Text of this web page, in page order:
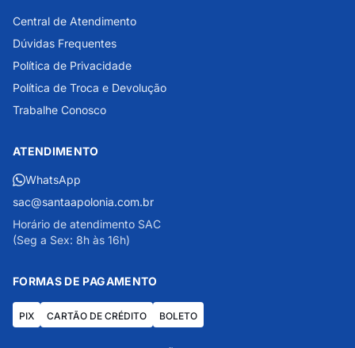
Central de Atendimento
Dúvidas Frequentes
Política de Privacidade
Política de Troca e Devolução
Trabalhe Conosco
ATENDIMENTO
WhatsApp
sac@santaapolonia.com.br
Horário de atendimento SAC
(Seg a Sex: 8h às 16h)
FORMAS DE PAGAMENTO
PIX CARTÃO DE CRÉDITO BOLETO